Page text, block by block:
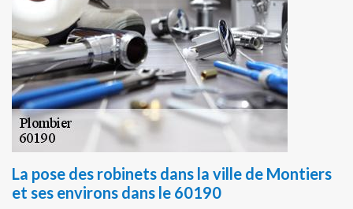
La pose des robinets dans la ville de Montiers
et ses environs dans le 60190